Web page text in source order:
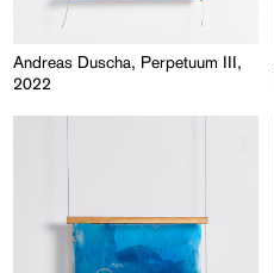
Andreas Duscha, Perpetuum III,
2022